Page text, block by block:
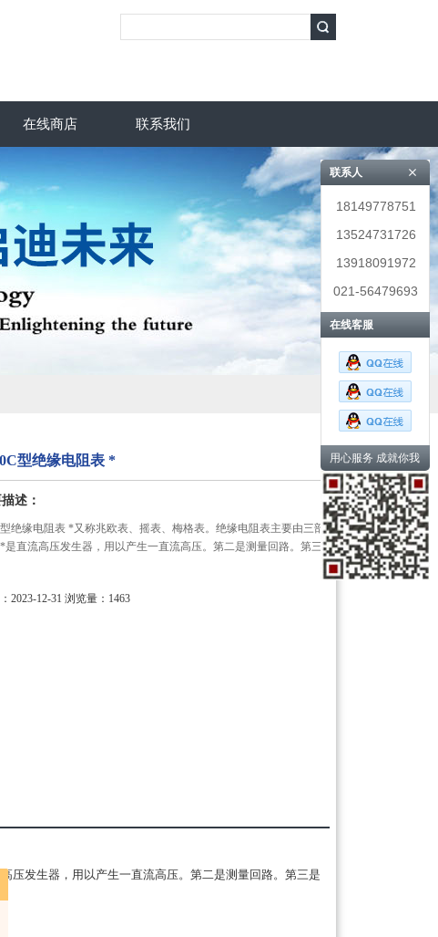
在线商店 联系我们
型绝缘电阻表 *
述：
型绝缘电阻表 *又称兆欧表、摇表、梅格表。绝缘电阻表主要由三部
是直流高压发生器，用以产生一直流高压。第二是测量回路。第三
2023-12-31 浏览量：1463
压发生器，用以产生一直流高压。第二是测量回路。第三是
联系人
18149778751
13524731726
13918091972
021-56479693
在线客服
用心服务 成就你我